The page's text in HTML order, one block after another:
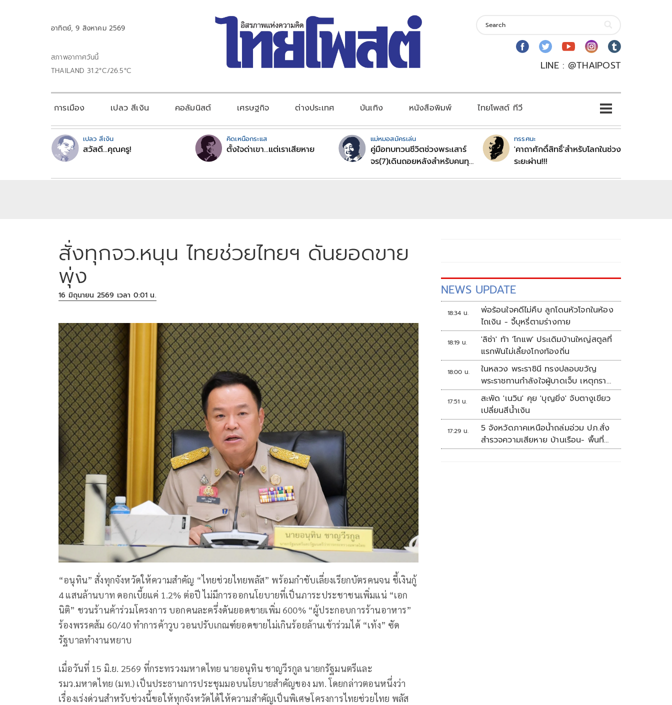
อาทิตย์, 9 สิงหาคม 2569
สภาพอากาศวันนี้
THAILAND 31.2°C/26.5°C
LINE : @THAIPOST
การเมือง เปลว สีเงิน คอลัมนิสต์ เศรษฐกิจ ต่างประเทศ บันเทิง หนังสือพิมพ์ ไทยโพสต์ ทีวี
เปลว สีเงิน
สวัสดี...คุณครู!
คิดเหนือกระแส
ตั้งใจด่าเขา...แต่เราเสียหาย
แม่หมอสมัครเล่น
คู่มือทบทวนชีวิตช่วงพระเสาร์
จร(7)เดินถอยหลังสำหรับคนทุก
ทรรศนะ
'คาถาศักดิ์สิทธิ์'สำหรับโลกในช่วง
ระยะผ่าน!!!
สั่งทุกจว.หนุน ไทยช่วยไทยฯ ดันยอดขาย
พุ่ง
16 มิถุนายน 2569 เวลา 0:01 น.
“อนุทิน” สั่งทุกจังหวัดให้ความสำคัญ “ไทยช่วยไทยพลัส” พร้อมกำชับเลี่ยงเรียกบัตรคนจน ชี้เงินกู้
4 แสนล้านบาท ดอกเบี้ยแค่ 1.2% ต่อปี ไม่มีการออกนโยบายที่เป็นภาระประชาชนเพิ่มแน่ “เอก
นิติ” ชวนร้านค้าร่วมโครงการ บอกคนละครึ่งดันยอดขายเพิ่ม 600% “ผู้ประกอบการร้านอาหาร”
ร้องพรรคส้ม 60/40 ทำการค้าวูบ วอนปรับเกณฑ์ยอดขายไม่เกินร้อยล้านเข้าร่วมได้ “เท้ง” ซัด
รัฐบาลทำงานหยาบ
เมื่อวันที่ 15 มิ.ย. 2569 ที่กระทรวงมหาดไทย นายอนุทิน ชาญวีรกูล นายกรัฐมนตรีและ
รมว.มหาดไทย (มท.) เป็นประธานการประชุมมอบนโยบายสำคัญของ มท. โดยกล่าวตอนหนึ่งว่า
เรื่องเร่งด่วนสำหรับช่วงนี้ขอให้ทุกจังหวัดได้ให้ความสำคัญเป็นพิเศษโครงการไทยช่วยไทย พลัส
NEWS UPDATE
18:34 น.
พ่อร้อนใจคดีไม่คืบ ลูกโดนหัวโจกในห้อง
ไถเงิน - จี้บุหรี่ตามร่างกาย
18:19 น.
'ลิซ่า' ท้า 'โกแพ' ประเดิมบ้านใหญ่สตูลที่
แรกฟันไม่เลี้ยงโกงท้องถิ่น
18:00 น.
ในหลวง พระราชินี ทรงปลอบขวัญ
พระราชทานกำลังใจผู้บาดเจ็บ เหตุกราด
ยิง รร.เทพศิรินทร์นนทบุรี
17:51 น.
สะพัด 'เนวิน' คุย 'บุญยิ่ง' จับตางูเขียว
เปลี่ยนสีน้ำเงิน
17:29 น.
5 จังหวัดภาคเหนือน้ำถล่มอ่วม ปภ.สั่ง
สำรวจความเสียหาย บ้านเรือน- พื้นที่
เกษตร